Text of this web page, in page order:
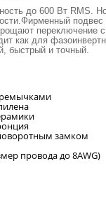
до 600 Вт RMS.
как для
быстрый и точный.
замком
провода до 8AWG)